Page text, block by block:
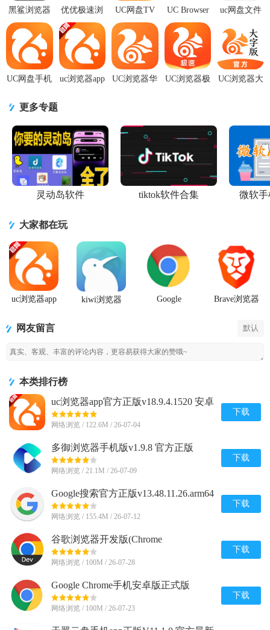
黑鲨浏览器
安装
BrowserV1.0.20251126
安装版
优优极速浏
览器安装
1.1.2安卓版
UC网盘TV
版最新版
v2.9.1683 官
方正版
UC Browser
Go(uc浏览器
极速
版)v2.2.2 安
卓
uc网盘文件
app18.9.0.1516
安卓手机
UC网盘手机
v18.9.4.1520
uc浏览器app
UC浏览器华
UC浏览器极
UC浏览器大
最新版
更多专题
灵动岛软件 tiktok软件合集 微软手
大家都在玩
uc浏览器app
kiwi浏览器
Google
Brave浏览器
网友留言 默认
本类排行榜
uc浏览器app官方正版v18.9.4.1520 安卓
手机版
网络浏览 / 122.6M / 26-07-04
下载
多御浏览器手机版v1.9.8 官方正版
网络浏览 / 21.1M / 26-07-09
下载
Google搜索官方正版v13.48.11.26.arm64
安卓版
网络浏览 / 155.4M / 26-07-12
下载
谷歌浏览器开发版(Chrome
Dev)v149.0.7815.0 安卓最新版
网络浏览 / 100M / 26-07-28
下载
Google Chrome手机安卓版正式版
v148.0.7778.120 最新版
网络浏览 / 100M / 26-07-23
下载